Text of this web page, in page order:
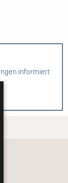
informiert